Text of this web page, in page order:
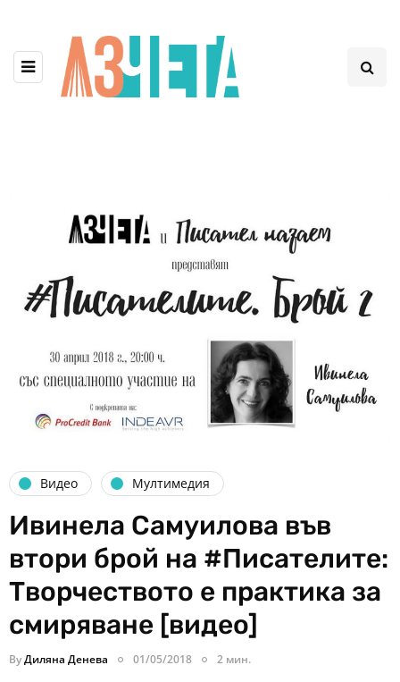
Видео Мултимедия
Ивинела Самуилова във
втори брой на #Писателите:
Творчеството е практика за
смиряване [видео]
ByДиляна Денева 01/05/2018 2 мин.